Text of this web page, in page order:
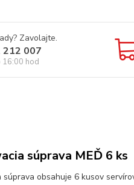
Zavolajte.
212 007
hod
súprava MEĎ 6 ks
súprava obsahuje 6 kusov